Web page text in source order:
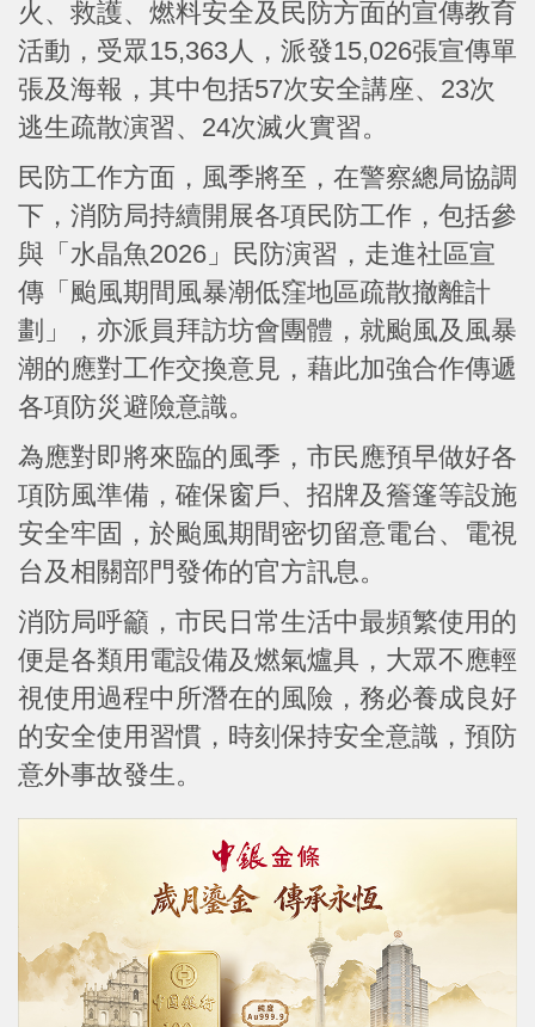
火、救護、燃料安全及民防方面的宣傳教育
活動，受眾15,363人，派發15,026張宣傳單
張及海報，其中包括57次安全講座、23次
逃生疏散演習、24次滅火實習。
民防工作方面，風季將至，在警察總局協調
下，消防局持續開展各項民防工作，包括參
與「水晶魚2026」民防演習，走進社區宣
傳「颱風期間風暴潮低窪地區疏散撤離計
劃」，亦派員拜訪坊會團體，就颱風及風暴
潮的應對工作交換意見，藉此加強合作傳遞
各項防災避險意識。
為應對即將來臨的風季，市民應預早做好各
項防風準備，確保窗戶、招牌及簷篷等設施
安全牢固，於颱風期間密切留意電台、電視
台及相關部門發佈的官方訊息。
消防局呼籲，市民日常生活中最頻繁使用的
便是各類用電設備及燃氣爐具，大眾不應輕
視使用過程中所潛在的風險，務必養成良好
的安全使用習慣，時刻保持安全意識，預防
意外事故發生。